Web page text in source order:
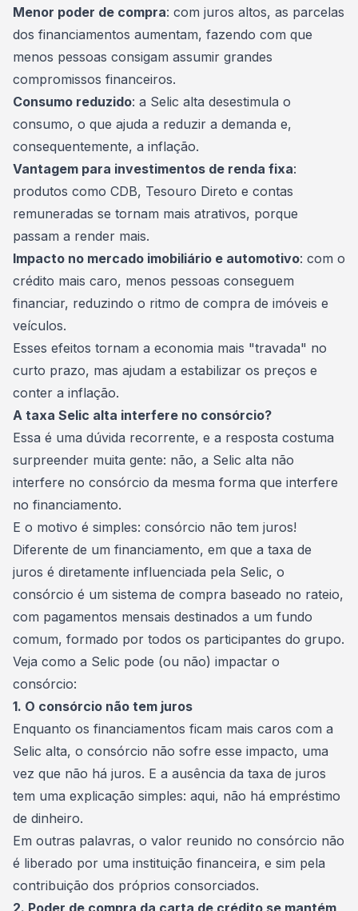
Menor poder de compra: com juros altos, as parcelas
dos financiamentos aumentam, fazendo com que
menos pessoas consigam assumir grandes
compromissos financeiros.
Consumo reduzido: a Selic alta desestimula o
consumo, o que ajuda a reduzir a demanda e,
consequentemente, a inflação.
Vantagem para investimentos de renda fixa:
produtos como CDB, Tesouro Direto e contas
remuneradas se tornam mais atrativos, porque
passam a render mais.
Impacto no mercado imobiliário e automotivo: com o
crédito mais caro, menos pessoas conseguem
financiar, reduzindo o ritmo de compra de imóveis e
veículos.
Esses efeitos tornam a economia mais "travada" no
curto prazo, mas ajudam a estabilizar os preços e
conter a inflação.
A taxa Selic alta interfere no consórcio?
Essa é uma dúvida recorrente, e a resposta costuma
surpreender muita gente: não, a Selic alta não
interfere no consórcio da mesma forma que interfere
no financiamento.
E o motivo é simples: consórcio não tem juros!
Diferente de um financiamento, em que a taxa de
juros é diretamente influenciada pela Selic, o
consórcio é um sistema de compra baseado no rateio,
com pagamentos mensais destinados a um fundo
comum, formado por todos os participantes do grupo.
Veja como a Selic pode (ou não) impactar o
consórcio:
1. O consórcio não tem juros
Enquanto os financiamentos ficam mais caros com a
Selic alta, o consórcio não sofre esse impacto, uma
vez que não há juros. E a ausência da taxa de juros
tem uma explicação simples: aqui, não há empréstimo
de dinheiro.
Em outras palavras, o valor reunido no consórcio não
é liberado por uma instituição financeira, e sim pela
contribuição dos próprios consorciados.
2. Poder de compra da carta de crédito se mantém